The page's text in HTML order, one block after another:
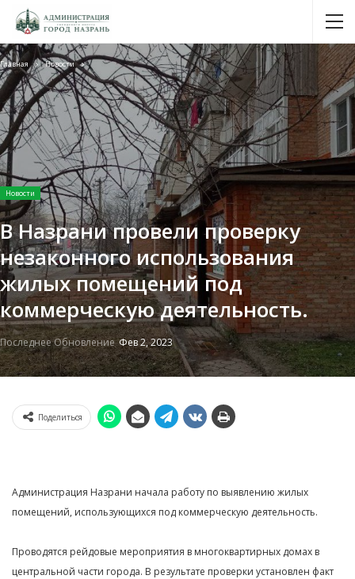
Главная Новости
Новости
В Назрани провели проверку
незаконного использования
жилых помещений под
коммерческую деятельность.
Последнее ОбновлениеФев 2, 2023
Поделиться
Администрация Назрани начала работу по выявлению жилых
помещений, использующихся под коммерческую деятельность.
Проводятся рейдовые мероприятия в многоквартирных домах в
центральной части города. В результате проверки установлен факт